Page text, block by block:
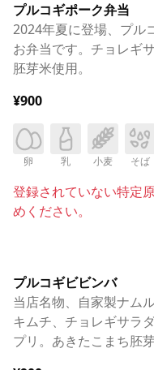
プルコギポーク弁当
2024年夏に登場、プル
お弁当です。チョレギ
胚芽米使用。
¥900
卵 乳 小麦 そば
登録されていない特定
めください。
プルコギビビンバ
当店名物、自家製ナム
キムチ、チョレギサラ
プリ。あきたこまち胚芽